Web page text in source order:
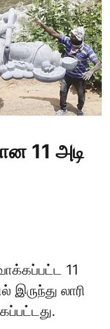
11 அடி
11
இருந்து லாரி